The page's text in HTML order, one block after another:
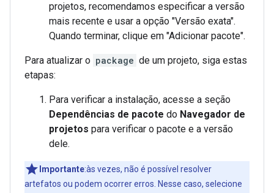
projetos, recomendamos especificar a versão
mais recente e usar a opção "Versão exata".
Quando terminar, clique em "Adicionar pacote".
Para atualizar o package de um projeto, siga estas
etapas:
Para verificar a instalação, acesse a seção
Dependências de pacote do Navegador de
projetos para verificar o pacote e a versão
dele.
Importante:às vezes, não é possível resolver
artefatos ou podem ocorrer erros. Nesse caso, selecione